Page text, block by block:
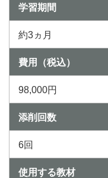
学習期間
約3ヵ月
費用（税込）
98,000円
添削回数
6回
使用する教材